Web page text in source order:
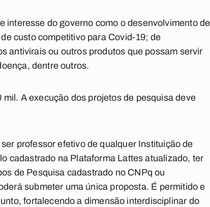
interesse do governo como o desenvolvimento de
custo competitivo para Covid-19; de
antivirais ou outros produtos que possam servir
dentre outros.
A execução dos projetos de pesquisa deve
professor efetivo de qualquer Instituição de
cadastrado na Plataforma Lattes atualizado, ter
de Pesquisa cadastrado no CNPq ou
submeter uma única proposta. É permitido e
fortalecendo a dimensão interdisciplinar do